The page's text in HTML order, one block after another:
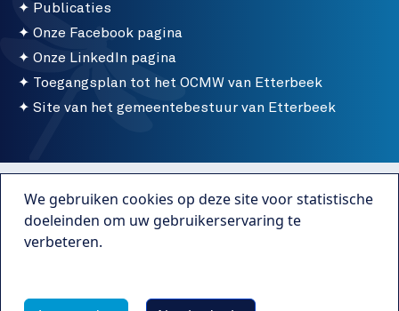
Publicaties
Onze Facebook pagina
Onze LinkedIn pagina
Toegangsplan tot het OCMW van Etterbeek
Site van het gemeentebestuur van Etterbeek
Menu bottom
Publicaties
We gebruiken cookies op deze site voor statistische
doeleinden om uw gebruikerservaring te
verbeteren.